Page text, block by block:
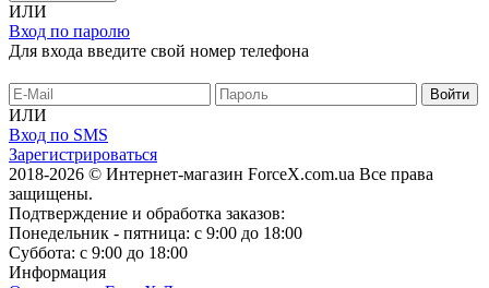
ИЛИ
Вход по паролю
Для входа введите свой номер телефона
ИЛИ
Вход по SMS
Зарегистрироваться
2018-2026 © Интернет-магазин ForceX.com.ua Все права
защищены.
Подтверждение и обработка заказов:
Понедельник - пятница: с 9:00 до 18:00
Суббота: с 9:00 до 18:00
Информация